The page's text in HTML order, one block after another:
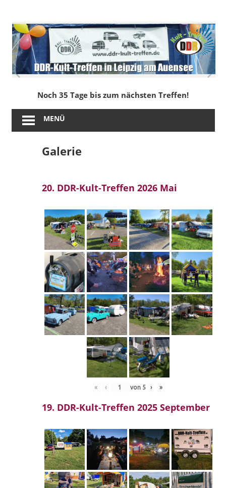
springen
DDR-
Kult-
Treffen
in
Leipzig
am
Noch 35 Tage bis zum nächsten Treffen!
MENÜ
Galerie
20. DDR-Kult-Treffen 2026 Mai
« ‹ von 5 › »
19. DDR-Kult-Treffen 2025 September